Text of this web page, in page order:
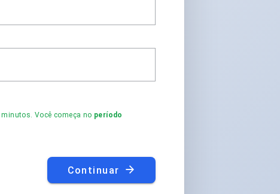
Você começa no período
Continuar